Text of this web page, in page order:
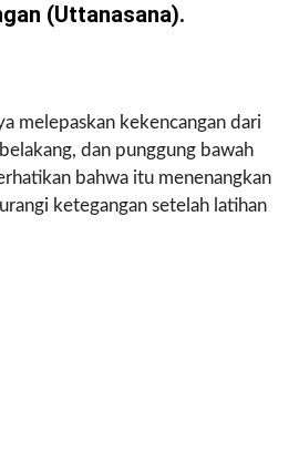
(Uttanasana).
melepaskan kekencangan dari
dan punggung bawah
bahwa itu menenangkan
ketegangan setelah latihan